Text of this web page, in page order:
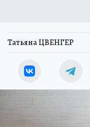
Татьяна ЦВЕНГЕР